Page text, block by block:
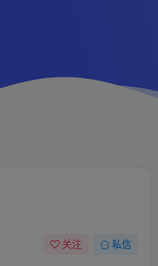
关注 私信